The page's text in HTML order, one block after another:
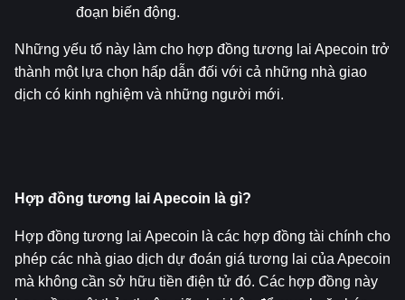
đoạn biến động.
Những yếu tố này làm cho hợp đồng tương lai Apecoin trở
thành một lựa chọn hấp dẫn đối với cả những nhà giao
dịch có kinh nghiệm và những người mới.
Hợp đồng tương lai Apecoin là gì?
Hợp đồng tương lai Apecoin là các hợp đồng tài chính cho
phép các nhà giao dịch dự đoán giá tương lai của Apecoin
mà không cần sở hữu tiền điện tử đó. Các hợp đồng này